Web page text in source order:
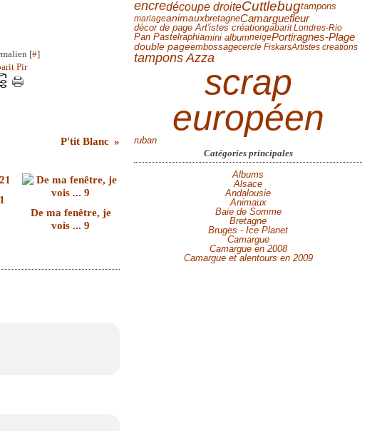
[#]
Pir
P'tit Blanc
De ma fenêtre, je
vois ... 9
encredécoupe droiteCuttlebugtampons
mariageanimauxbretagneCamarguefleur
décor de page Art'istes créationgabarit Londres-Rio
Pan Pastelraphiamini albumneigePortiragnes-Plage
double pageembossagecercle FiskarsArtistes creations
tampons Azza
scrap
européen
ruban
Catégories principales
Albums
Alsace
Andalousie
Animaux
Baie de Somme
Bretagne
Bruges - Ice Planet
Camargue
Camargue en 2008
Camargue et alentours en 2009